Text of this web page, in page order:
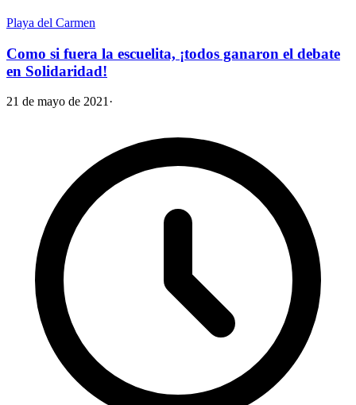
Playa del Carmen
Como si fuera la escuelita, ¡todos ganaron el debate
en Solidaridad!
21 de mayo de 2021 ·